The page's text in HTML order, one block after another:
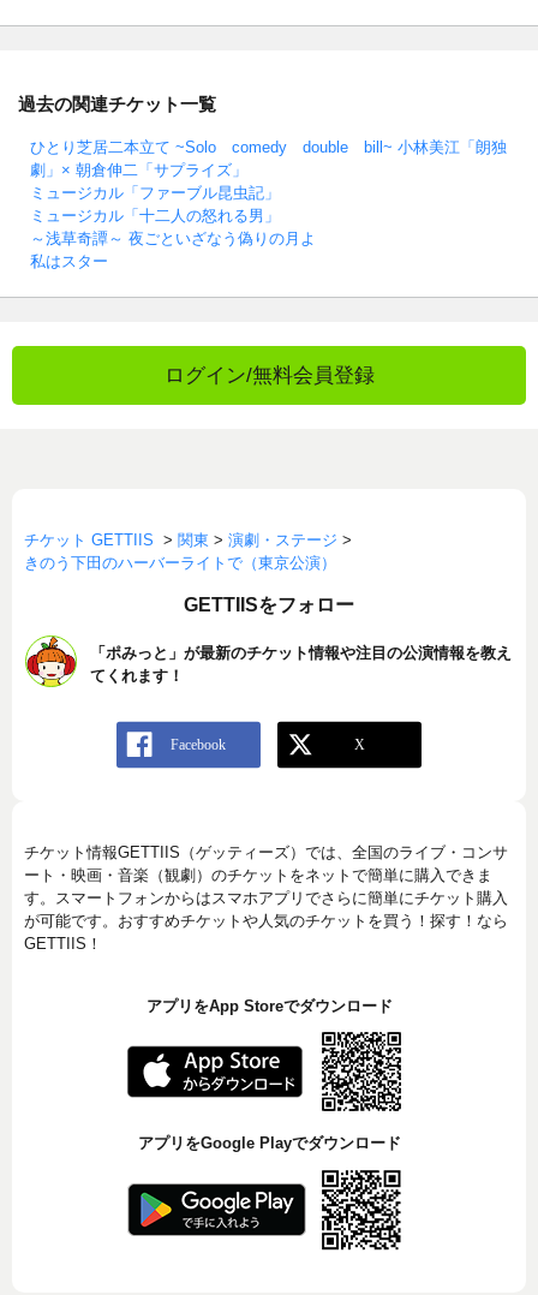
過去の関連チケット一覧
ひとり芝居二本立て ~Solo comedy double bill~ 小林美江「朗独
劇」× 朝倉伸二「サプライズ」
ミュージカル「ファーブル昆虫記」
ミュージカル「十二人の怒れる男」
～浅草奇譚～ 夜ごといざなう偽りの月よ
私はスター
ログイン/無料会員登録
チケット GETTIIS > 関東 > 演劇・ステージ >
きのう下田のハーバーライトで（東京公演）
GETTIISをフォロー
「ポみっと」が最新のチケット情報や注目の公演情報を教え
てくれます！
チケット情報GETTIIS（ゲッティーズ）では、全国のライブ・コンサ
ート・映画・音楽（観劇）のチケットをネットで簡単に購入できま
す。スマートフォンからはスマホアプリでさらに簡単にチケット購入
が可能です。おすすめチケットや人気のチケットを買う！探す！なら
GETTIIS！
アプリをApp Storeでダウンロード
アプリをGoogle Playでダウンロード